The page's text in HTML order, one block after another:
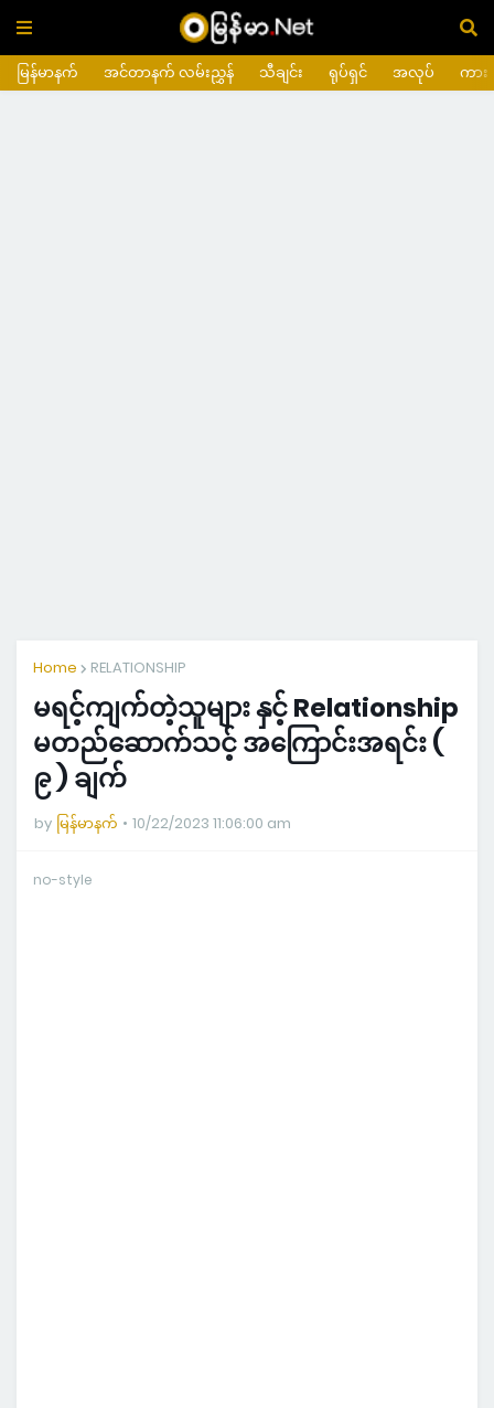
မြန်မာနက် အင်တာနက် လမ်းညွှန် သီချင်း ရုပ်ရှင် အလုပ် ကား
Home RELATIONSHIP
မရင့်ကျက်တဲ့သူများ နှင့် Relationship
မတည်ဆောက်သင့် အကြောင်းအရင်း (
၉ ) ချက်
by မြန်မာနက် 10/22/2023 11:06:00 am
no-style